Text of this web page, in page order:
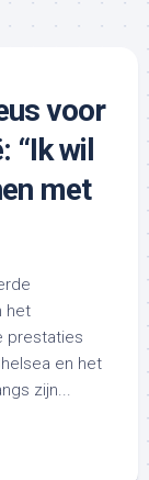
voor
“Ik wil
met
het
prestaties
en het
zijn...